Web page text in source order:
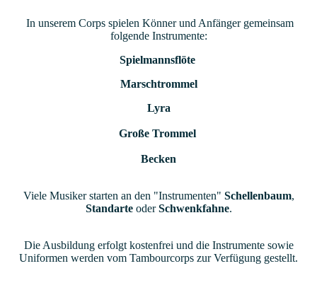
In unserem Corps spielen Könner und Anfänger gemeinsam
folgende Instrumente:
Spielmannsflöte
Marschtrommel
Lyra
Große Trommel
Becken
Viele Musiker starten an den "Instrumenten" Schellenbaum,
StandarteoderSchwenkfahne.
Die Ausbildung erfolgt kostenfrei und die Instrumente sowie
Uniformen werden vom Tambourcorps zur Verfügung gestellt.